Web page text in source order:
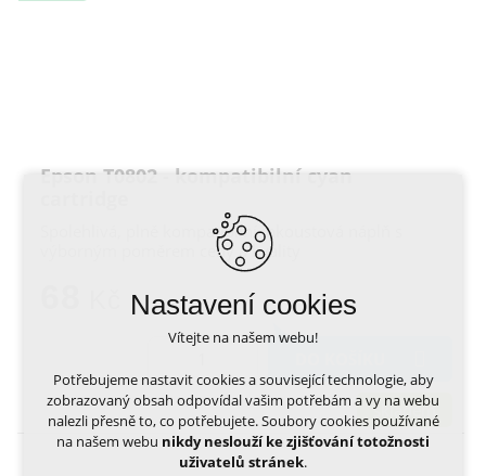
Epson T0802 - kompatibilní cyan
Spolehlivá, plně kompatibilní inkoustová náplň s
výborným poměrem ceny a kvality
skladem
Nastavení cookies
Vítejte na našem webu!
Potřebujeme nastavit cookies a související technologie, aby
zobrazovaný obsah odpovídal vašim potřebám a vy na webu
nalezli přesně to, co potřebujete. Soubory cookies používané
na našem webu nikdy neslouží ke zjišťování totožnosti
uživatelů stránek.